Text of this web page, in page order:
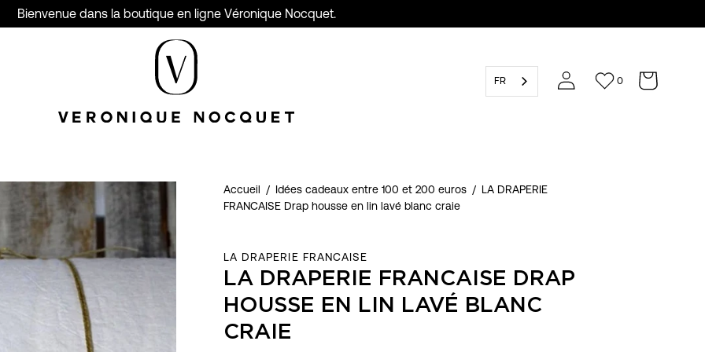
Bienvenue dans la boutique en ligne Véronique Nocquet.
FR 0
Accueil / Idées cadeaux entre 100 et 200 euros / LA DRAPERIE
FRANCAISE Drap housse en lin lavé blanc craie
LA DRAPERIE FRANCAISE
LA DRAPERIE FRANCAISE DRAP
HOUSSE EN LIN LAVÉ BLANC
CRAIE